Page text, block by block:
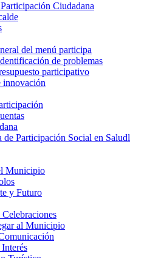
Ciudadana
del menú participa
de problemas
participativo
innovación
de Participación Social en Saludl
Municipio
y Futuro
Celebraciones
al Municipio